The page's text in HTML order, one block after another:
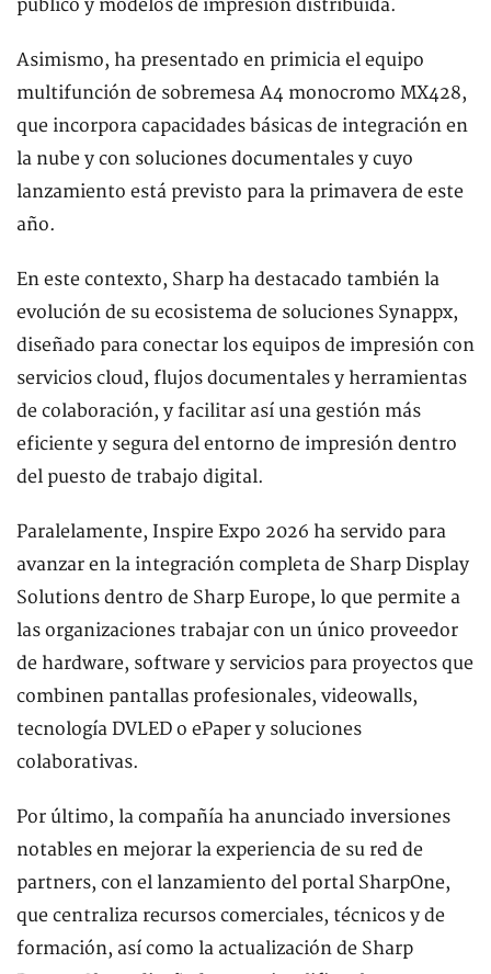
público y modelos de impresión distribuida.
Asimismo, ha presentado en primicia el equipo
multifunción de sobremesa A4 monocromo MX428,
que incorpora capacidades básicas de integración en
la nube y con soluciones documentales y cuyo
lanzamiento está previsto para la primavera de este
año.
En este contexto, Sharp ha destacado también la
evolución de su ecosistema de soluciones Synappx,
diseñado para conectar los equipos de impresión con
servicios cloud, flujos documentales y herramientas
de colaboración, y facilitar así una gestión más
eficiente y segura del entorno de impresión dentro
del puesto de trabajo digital.
Paralelamente, Inspire Expo 2026 ha servido para
avanzar en la integración completa de Sharp Display
Solutions dentro de Sharp Europe, lo que permite a
las organizaciones trabajar con un único proveedor
de hardware, software y servicios para proyectos que
combinen pantallas profesionales, videowalls,
tecnología DVLED o ePaper y soluciones
colaborativas.
Por último, la compañía ha anunciado inversiones
notables en mejorar la experiencia de su red de
partners, con el lanzamiento del portal SharpOne,
que centraliza recursos comerciales, técnicos y de
formación, así como la actualización de Sharp